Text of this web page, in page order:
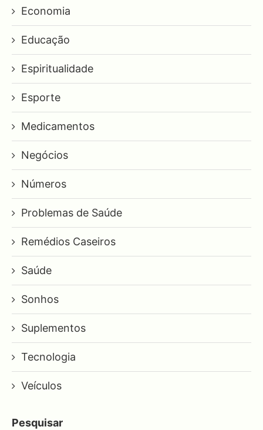
Economia
Educação
Espiritualidade
Esporte
Medicamentos
Negócios
Números
Problemas de Saúde
Remédios Caseiros
Saúde
Sonhos
Suplementos
Tecnologia
Veículos
Pesquisar